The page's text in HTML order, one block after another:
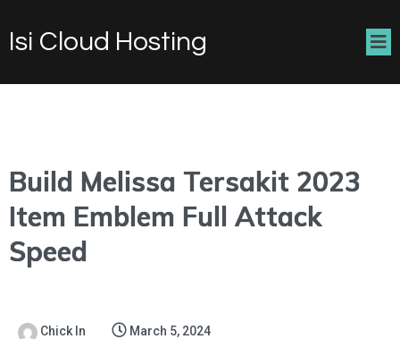
Isi Cloud Hosting
Build Melissa Tersakit 2023
Item Emblem Full Attack
Speed
Chick In March 5, 2024